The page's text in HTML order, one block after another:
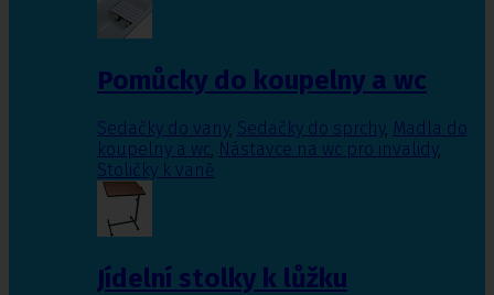
Pomůcky do koupelny a wc
Sedačky do vany, Sedačky do sprchy, Madla do
koupelny a wc, Nástavce na wc pro invalidy,
Stoličky k vaně
Jídelní stolky k lůžku